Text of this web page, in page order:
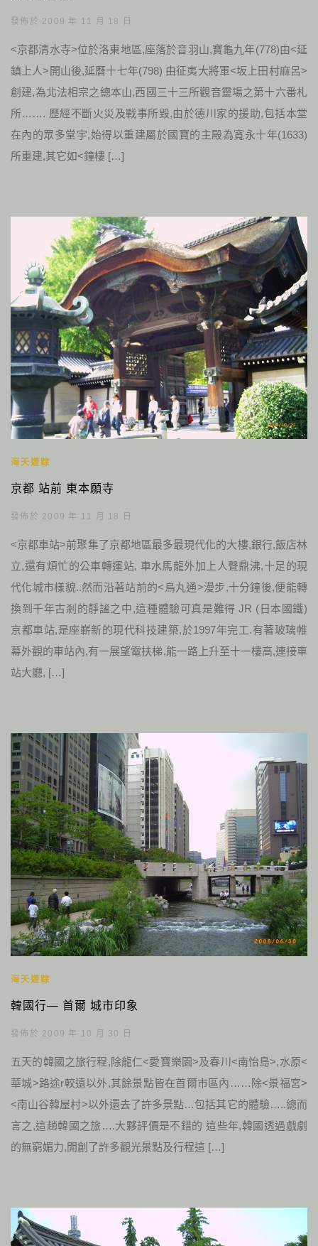
發佈於 2009 年 11 月 18 日
<京都清水寺>位於洛東地區,座落於音羽山,寶龜九年(778)由<延
鎮上人>開山後,延曆十七年(798) 由征夷大將軍<坂上田村麻呂>
創建,為北法相宗之總本山,西國三十三所觀音靈場之第十六番札
所……. 歷經不斷火災及戰事所毀,由於德川家的援助,包括本堂
在內的眾多堂宇,始得以重建屬於國寶的主殿為寬永十年(1633)
所重建,其它如<鐘樓 […]
海天遊踪
京都 站前 東本願寺
發佈於 2009 年 11 月 18 日
<京都車站>前聚集了京都地區最多最現代化的大樓,銀行,飯店林
立,還有煩忙的公車轉運站, 車水馬龍外加上人聲鼎沸,十足的現
代化城市樣貌..然而沿著站前的<烏丸通>漫步,十分鐘後,便能轉
換到千年古剎的靜謐之中,這種體驗可真是難得 JR (日本國鐵)
京都車站,是座嶄新的現代科技建築,於1997年完工.有著玻璃帷
幕外觀的車站內,有一展望電扶梯,能一路上升至十一樓高,連接車
站大廳, […]
海天遊踪
韓國行— 首爾 城市印象
發佈於 2009 年 10 月 30 日
五天的韓國之旅行程,除龍仁<愛寶樂園>及春川<南怡島>,水原<
華城>路途r較遠以外,其餘景點皆在首爾市區內……除<景福宮>
<南山谷韓屋村>以外還去了許多景點…包括其它的體驗…..總而
言之,這趟韓國之旅….大夥評價是不錯的 這些年,韓國透過戲劇
的無窮媚力,開創了許多觀光景點及行程這 […]